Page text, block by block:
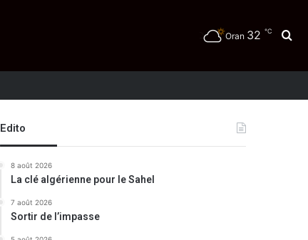
Oran 32 ℃
Edito
8 août 2026
La clé algérienne pour le Sahel
7 août 2026
Sortir de l’impasse